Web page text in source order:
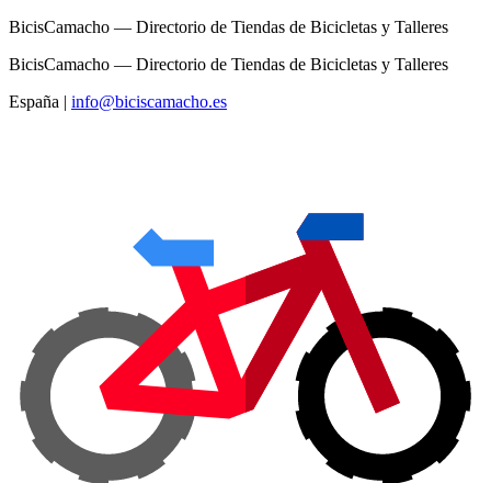
BicisCamacho — Directorio de Tiendas de Bicicletas y Talleres
BicisCamacho — Directorio de Tiendas de Bicicletas y Talleres
España | info@biciscamacho.es